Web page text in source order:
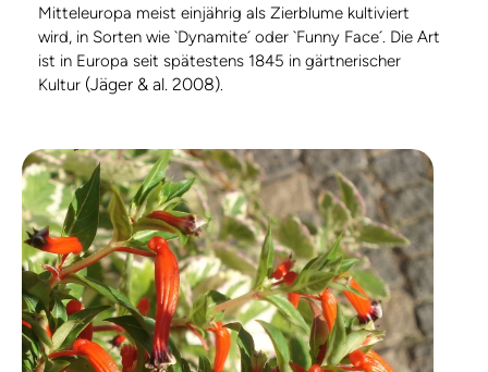
Mitteleuropa meist einjährig als Zierblume kultiviert
wird, in Sorten wie `Dynamite´ oder `Funny Face´. Die Art
ist in Europa seit spätestens 1845 in gärtnerischer
Kultur (Jäger & al. 2008).